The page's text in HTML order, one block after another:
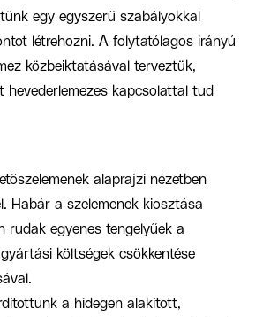
egy egyszerű szabályokkal
létrehozni. A folytatólagos irányú
közbeiktatásával terveztük,
hevederlemezes kapcsolattal tud
alaprajzi nézetben
Habár a szelemenek kiosztása
rudak egyenes tengelyűek a
költségek csökkentése
a hidegen alakított,